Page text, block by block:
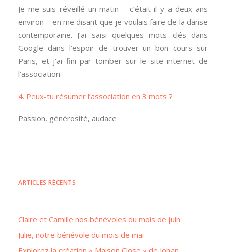
Je me suis réveillé un matin – c’était il y a deux ans
environ – en me disant que je voulais faire de la danse
contemporaine. J’ai saisi quelques mots clés dans
Google dans l’espoir de trouver un bon cours sur
Paris, et j’ai fini par tomber sur le site internet de
l’association.
4. Peux-tu résumer l’association en 3 mots ?
Passion, générosité, audace
ARTICLES RÉCENTS
Claire et Camille nos bénévoles du mois de juin
Julie, notre bénévole du mois de mai